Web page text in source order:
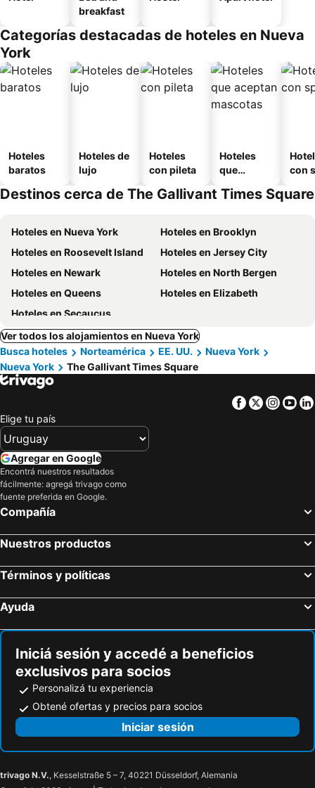
breakfast
Categorías destacadas de hoteles en Nueva
York
Hoteles
baratos
Hoteles de
lujo
Hoteles
con pileta
Hoteles
que
mascotas
con
Destinos cerca de The Gallivant Times Square
Hoteles en Nueva York
Hoteles en Brooklyn
Hoteles en Roosevelt Island
Hoteles en Jersey City
Hoteles en Newark
Hoteles en North Bergen
Hoteles en Queens
Hoteles en Elizabeth
Hoteles en Secaucus
Ver todos los alojamientos en Nueva York
Busca hoteles
Norteamérica EE. UU.
Nueva York
Nueva York
The Gallivant Times Square
Facebook
Twitter
Elige tu país
Agregar en Google
Encontrá nuestros resultados
fácilmente: agregá trivago como
fuente preferida en Google.
Compañía
Nuestros productos
Términos y políticas
Ayuda
Iniciá sesión y accedé a beneficios
exclusivos para socios
Personalizá tu experiencia
Obtené ofertas y precios para socios
Iniciar sesión
trivago N.V., Kesselstraße 5 – 7, 40221 Düsseldorf, Alemania